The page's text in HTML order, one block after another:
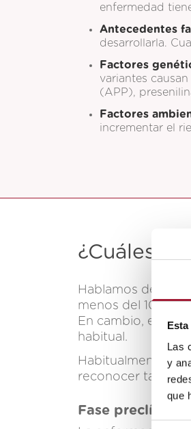
Las
y
que
enfermedad
Antecedentes
desarrollarla.
Factores
variantes
(APP),
Factores
incrementar el
¿Cuáles
Hablamos de
menos del 10 %
En cambio, el
habitual.
Habitualmente, el
reconocer tanto
Fase preclínica